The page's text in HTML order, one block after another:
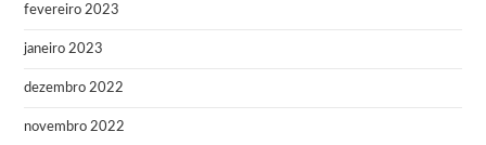
fevereiro 2023
janeiro 2023
dezembro 2022
novembro 2022